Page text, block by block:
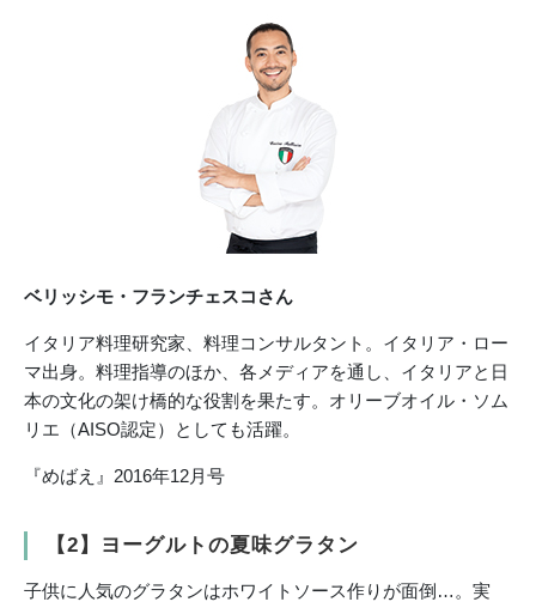
ベリッシモ・フランチェスコさん
イタリア料理研究家、料理コンサルタント。イタリア・ロー
マ出身。料理指導のほか、各メディアを通し、イタリアと日
本の文化の架け橋的な役割を果たす。オリーブオイル・ソム
リエ（AISO認定）としても活躍。
『めばえ』2016年12月号
【2】ヨーグルトの夏味グラタン
子供に人気のグラタンはホワイトソース作りが面倒…。実